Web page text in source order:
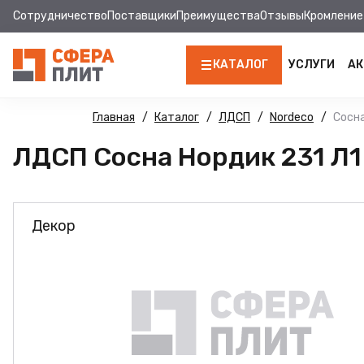
СотрудничествоПоставщикиПреимуществаОтзывы
КАТАЛОГ
ЛДСП
КРОМКА
ХДФ
ДВПО
УСЛУГИ
Главная Каталог ЛДСП Nordeco
ЛДСП Сосна Нордик 231
Декор